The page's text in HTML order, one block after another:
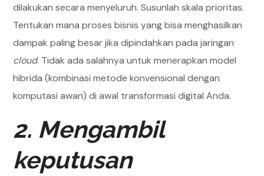
dilakukan secara menyeluruh. Susunlah skala prioritas.
Tentukan mana proses bisnis yang bisa menghasilkan
dampak paling besar jika dipindahkan pada jaringan
cloud. Tidak ada salahnya untuk menerapkan model
hibrida (kombinasi metode konvensional dengan
komputasi awan) di awal transformasi digital Anda.
2. Mengambil
keputusan